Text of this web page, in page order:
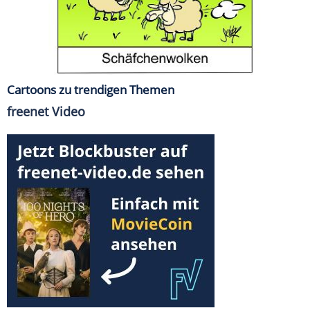
Cartoons zu trendigen Themen
freenet Video